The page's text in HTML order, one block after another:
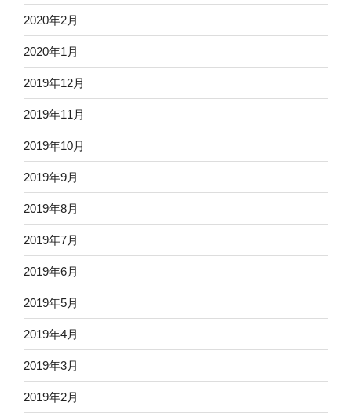
2020年2月
2020年1月
2019年12月
2019年11月
2019年10月
2019年9月
2019年8月
2019年7月
2019年6月
2019年5月
2019年4月
2019年3月
2019年2月